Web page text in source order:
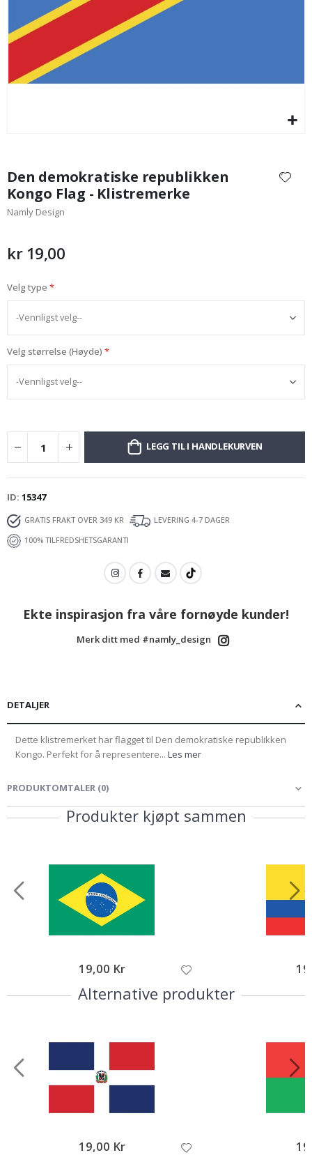
95,00 Kr
begynnelsen
av
bildegalleri
Den demokratiske republikken
Kongo Flag - Klistremerke
Namly Design
kr 19,00
Velg type
Velg størrelse (Høyde)
LEGG TIL I HANDLEKURVEN
ID 15347
GRATIS FRAKT OVER 349 KR
LEVERING 4-7 DAGER
100% TILFREDSHETSGARANTI
Ekte inspirasjon fra våre fornøyde kunder!
Merk ditt med #namly_design
DETALJER
Dette klistremerket har flagget til Den demokratiske republikken
Kongo. Perfekt for å representere... Les mer
PRODUKTOMTALER (0)
Produkter kjøpt sammen
19,00 Kr
Alternative produkter
19,00 Kr